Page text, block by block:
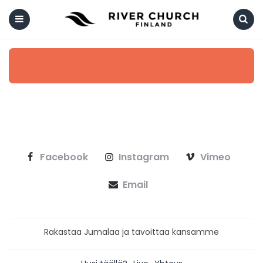
Facebook Instagram Vimeo
Email
Rakastaa Jumalaa ja tavoittaa kansamme